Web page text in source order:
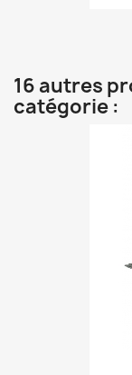
16 autres
catégorie :